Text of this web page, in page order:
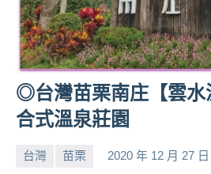
◎台灣苗栗南庄【雲水
合式溫泉莊園
台灣 苗栗 2020 年 12 月 27 日
小
No